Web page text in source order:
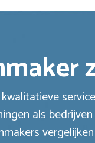
service
als bedrijven
vergelijken